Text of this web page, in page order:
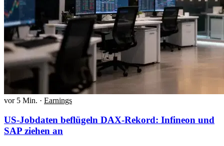
vor 5 Min. · Earnings
US-Jobdaten beflügeln DAX-Rekord: Infineon und
SAP ziehen an